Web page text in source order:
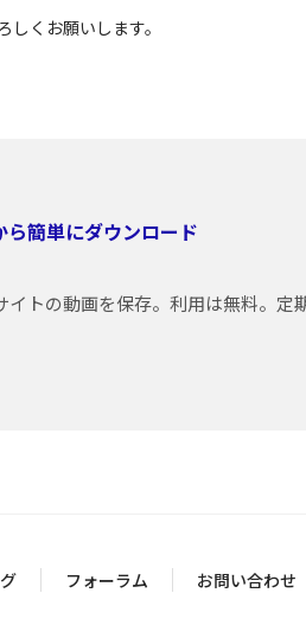
くお願いします。
簡単にダウンロード
トの動画を保存。利用は無料。定
フォーラム お問い合わせ